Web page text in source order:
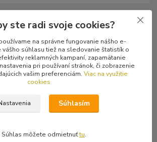
plece s motívom hviezdy a maličkými
na zips.
ste radi svoje cookies?
na správne fungovanie nášho e-
vášho súhlasu tiež na sledovanie štatistík o
reklamných kampaní, zapamätanie
pri používaní stránok, či zobrazenie
vašim preferenciám. Viac na využitie
cookies
Súhlasím
Súhlas môžete odmietnuťtu.